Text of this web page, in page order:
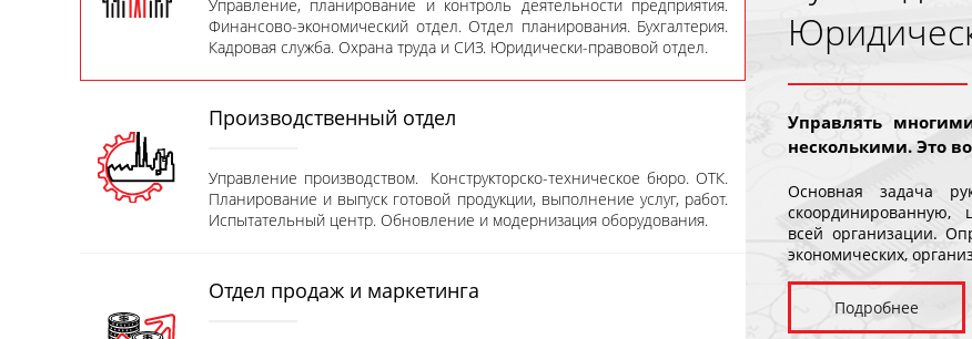
Управление, планирование и контроль деятельности предприятия.
Финансово-экономический отдел. Отдел планирования. Бухгалтерия.
Кадровая служба. Охрана труда и СИЗ. Юридически-правовой отдел.
Производственный отдел
Управление производством. Конструкторско-техническое бюро. ОТК.
Планирование и выпуск готовой продукции, выполнение услуг, работ.
Испытательный центр. Обновление и модернизация оборудования.
Отдел продаж и маркетинга
Управлять
несколькими. Это
Основная задача
скоординированную,
всей организации.
экономических,
Подробнее